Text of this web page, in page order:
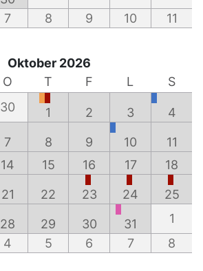
7 8 9 10 11
Oktober 2026
O T F L
S
30 1 2 3 4
7 8 9 10
11
14 15 16 17 18
21 22 23 24 25
28 29 30 31
1
4 5 6 7 8